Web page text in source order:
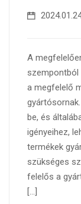
A
szempontból
a megfelelő
be, és
igényeihez,
termékek
szükséges
felelős a
[…]